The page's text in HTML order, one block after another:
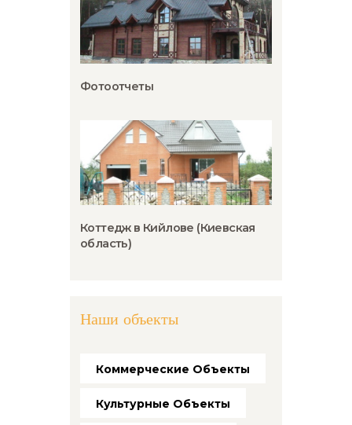
Фотоотчеты
Коттедж в Кийлове (Киевская
область)
Наши объекты
Коммерческие Объекты
Культурные Объекты